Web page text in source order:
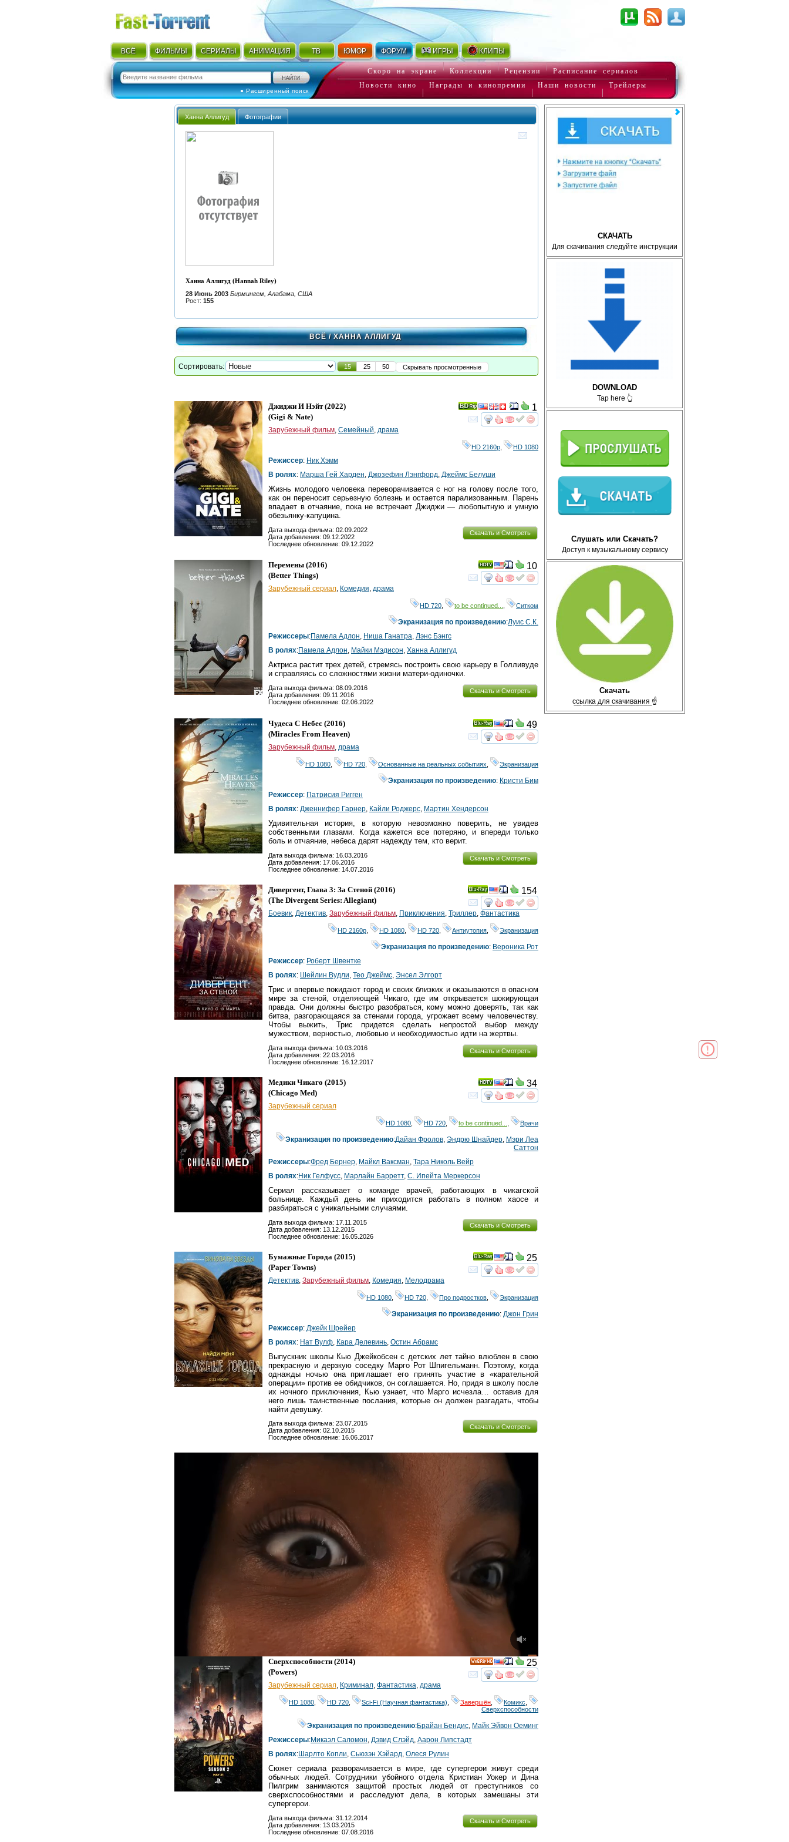
ВСЁ ФИЛЬМЫ СЕРИАЛЫ АНИМАЦИЯ ТВ ЮМОР ФОРУМ ИГРЫ КЛИПЫ
● Расширенный поиск
Скоро на экране Коллекции Рецензии
Расписание сериалов
Новости кино
Награды и кинопремии Наши новости Трейлеры
СКАЧАТЬ
Для скачивания следуйте инструкции
DOWNLOAD
Tap here 👆
Слушать или Скачать?
Доступ к музыкальному сервису
Скачать
с̲с̲ы̲л̲к̲а̲ ̲д̲л̲я̲ ̲с̲к̲а̲ч̲и̲в̲а̲н̲и̲я̲ ☝
Ханна Аллигуд Фотографии
Ханна Аллигуд (Hannah Riley)
28 Июнь 2003 Бирмингем, Алабама, США
Рост: 155
ВСЁ/ ХАННА АЛЛИГУД
Сортировать: 15 25 50 Скрывать просмотренные
смотретьинтересует
1
Джиджи И Нэйт(2022)
(Gigi & Nate)
Зарубежный фильм, Семейный, драма
HD 2160р HD 1080
Режиссер: Ник Хэмм
В ролях: Марша Гей Харден, Джозефин Лэнгфорд, Джеймс Белуши
Жизнь молодого человека переворачивается с ног на голову после того,
как он переносит серьезную болезнь и остается парализованным. Парень
впадает в отчаяние, пока не встречает Джиджи — любопытную и умную
обезьянку-капуцина.
Скачать и Смотреть
Дата выхода фильма: 02.09.2022
Дата добавления: 09.12.2022
Последнее обновление: 09.12.2022
смотретьинтересует
10
Перемены (2016)
(Better Things)
Зарубежный сериал, Комедия, драма
HD 720 to be continued... Ситком
Экранизация по произведению:Луис С.К.
Режиссеры:Памела Адлон, Ниша Ганатра, Лэнс Бэнгс
В ролях:Памела Адлон, Майки Мэдисон, Ханна Аллигуд
Актриса растит трех детей, стремясь построить свою карьеру в Голливуде
и справляясь со сложностями жизни матери-одиночки.
Скачать и Смотреть
Дата выхода фильма: 08.09.2016
Дата добавления: 09.11.2016
Последнее обновление: 02.06.2022
смотретьинтересует
Ray
49
Чудеса С Небес (2016)
(Miracles From Heaven)
Зарубежный фильм, драма
HD 1080 HD 720 Основанные на реальных событиях Экранизация
Экранизация по произведению: Кристи Бим
Режиссер: Патрисия Ригген
В ролях: Дженнифер Гарнер, Кайли Роджерс, Мартин Хендерсон
Удивительная история, в которую невозможно поверить, не увидев
собственными глазами. Когда кажется все потеряно, и впереди только
боль и отчаяние, небеса дарят надежду тем, кто верит.
Скачать и Смотреть
Дата выхода фильма: 16.03.2016
Дата добавления: 17.06.2016
Последнее обновление: 14.07.2016
смотретьинтересует
Ray
154
Дивергент, Глава 3: За Стеной (2016)
(The Divergent Series: Allegiant)
Боевик, Детектив, Зарубежный фильм, Приключения, Триллер, Фантастика
HD 2160р HD 1080 HD 720 Антиутопия Экранизация
Экранизация по произведению: Вероника Рот
Режиссер: Роберт Швентке
В ролях: Шейлин Вудли, Тео Джеймс, Энсел Элгорт
Трис и впервые покидают город и своих близких и оказываются в опасном
мире за стеной, отделяющей Чикаго, где им открывается шокирующая
правда. Они должны быстро разобраться, кому можно доверять, так как
битва, разгорающаяся за стенами города, угрожает всему человечеству.
Чтобы выжить, Трис придется сделать непростой выбор между
мужеством, верностью, любовью и необходимостью идти на жертвы.
Скачать и Смотреть
Дата выхода фильма: 10.03.2016
Дата добавления: 22.03.2016
Последнее обновление: 16.12.2017
смотретьинтересует
34
Медики Чикаго (2015)
(Chicago Med)
Зарубежный сериал
HD 1080 HD 720 to be continued... Врачи
Экранизация по произведению:Дайан Фролов Эндрю Шнайдер Мэри Леа
Саттон
Режиссеры:Фред Бернер Майкл Ваксман Тара Николь Вейр
В ролях:Ник Гелфусс Марлайн Барретт, С. Ипейта Меркерсон
Сериал рассказывает о команде врачей, работающих в чикагской
больнице. Каждый день им приходится работать в полном хаосе и
разбираться с уникальными случаями.
Скачать и Смотреть
Дата выхода фильма: 17.11.2015
Дата добавления: 13.12.2015
Последнее обновление: 16.05.2026
смотретьинтересует
Ray
25
Бумажные Города (2015)
(Paper Towns)
Детектив Зарубежный фильм Комедия Мелодрама
HD 1080 HD 720 Про подростков Экранизация
Экранизация по произведению: Джон Грин
Режиссер: Джейк Шрейер
В ролях: Нат Вулф Кара Делевинь Остин Абрамс
Выпускник школы Кью Джейкобсен с детских лет тайно влюблен в свою
прекрасную и дерзкую соседку Марго Рот Шпигельманн. Поэтому, когда
однажды ночью она приглашает его принять участие в «карательной
операции» против ее обидчиков, он соглашается. Но, придя в школу после
их ночного приключения, Кью узнает, что Марго исчезла… оставив для
него лишь таинственные послания, которые он должен разгадать, чтобы
найти девушку.
Скачать и Смотреть
Дата выхода фильма: 23.07.2015
Дата добавления: 02.10.2015
Последнее обновление: 16.06.2017
смотретьинтересует
HD
25
Сверхспособности (2014)
(Powers)
Зарубежный сериал, Криминал, Фантастика, драма
HD 1080 HD 720 Sci-Fi (Научная фантастика) Завершён Комикс
Сверхспособности
Экранизация по произведению:Брайан Бендис, Майк Эйвон Оеминг
Режиссеры:Микаэл Саломон, Дэвид Слэйд, Аарон Липстадт
В ролях:Шарлто Копли, Сьюзэн Хэйард, Олеся Рулин
Сюжет сериала разворачивается в мире, где супергерои живут среди
обычных людей. Сотрудники убойного отдела Кристиан Уокер и Дина
Пилгрим занимаются защитой простых людей от преступников со
сверхспособностями и расследуют дела, в которых замешаны эти
супергерои.
Скачать и Смотреть
Дата выхода фильма: 31.12.2014
Дата добавления: 13.03.2015
Последнее обновление: 07.08.2016